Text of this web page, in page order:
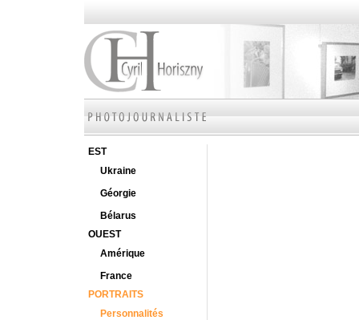
EST
Ukraine
Géorgie
Bélarus
OUEST
Amérique
France
PORTRAITS
Personnalités